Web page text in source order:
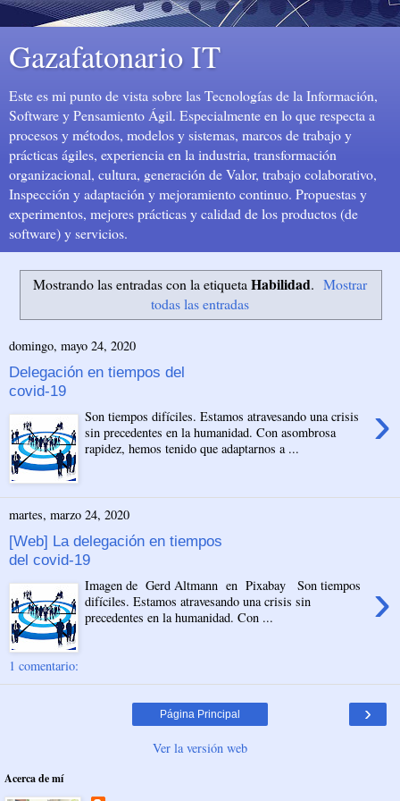
Gazafatonario IT
Este es mi punto de vista sobre las Tecnologías de la Información,
Software y Pensamiento Ágil. Especialmente en lo que respecta a
procesos y métodos, modelos y sistemas, marcos de trabajo y
prácticas ágiles, experiencia en la industria, transformación
organizacional, cultura, generación de Valor, trabajo colaborativo,
Inspección y adaptación y mejoramiento continuo. Propuestas y
experimentos, mejores prácticas y calidad de los productos (de
software) y servicios.
Mostrando las entradas con la etiqueta Habilidad. Mostrar
todas las entradas
domingo, mayo 24, 2020
Delegación en tiempos del
covid-19
›
Son tiempos difíciles. Estamos atravesando una crisis
sin precedentes en la humanidad. Con asombrosa
rapidez, hemos tenido que adaptarnos a ...
martes, marzo 24, 2020
[Web] La delegación en tiempos
del covid-19
›
Imagen de Gerd Altmann en Pixabay Son tiempos
difíciles. Estamos atravesando una crisis sin
precedentes en la humanidad. Con ...
1 comentario:
›
Página Principal
Ver la versión web
Acerca de mí